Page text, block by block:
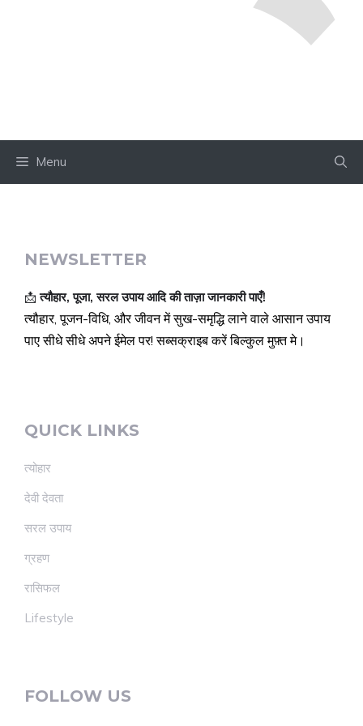
Menu
NEWSLETTER
📩त्यौहार, पूजा, सरल उपाय आदि की ताज़ा जानकारी पाएँ!
त्यौहार, पूजन-विधि, और जीवन में सुख-समृद्धि लाने वाले आसान उपाय
पाए सीधे सीधे अपने ईमेल पर! सब्सक्राइब करें बिल्कुल मुफ़्त मे।
QUICK LINKS
त्योहार
देवी देवता
सरल उपाय
ग्रहण
रासिफल
Lifestyle
FOLLOW US